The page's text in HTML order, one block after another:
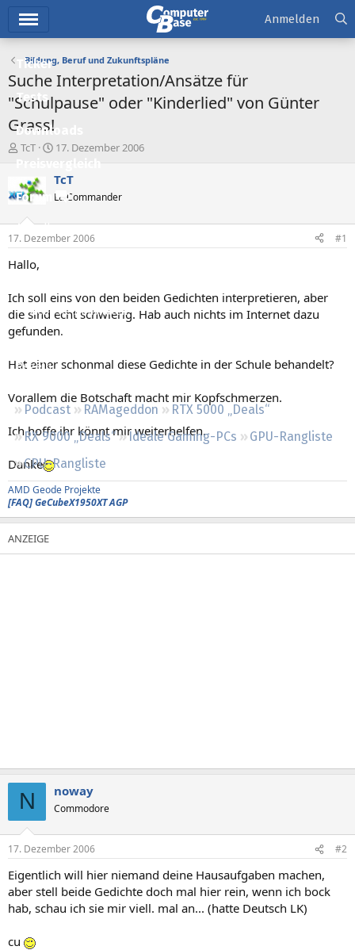
Ticker
Tests
Downloads
Preisvergleich
Forum
Aktuelles
Neueste Aktivitäten
Leserartikel
Regeln
Podcast RAMageddon
RTX 5000 „Deals“
RX 9000 „Deals“
Ideale Gaming-PCs
GPU-Rangliste
CPU-Rangliste
Anmelden
Bildung, Beruf und Zukunftspläne
Suche Interpretation/Ansätze für
"Schulpause" oder "Kinderlied" von Günter
Grass!
E
r
t
e
e
r
TcT
E
r
s
e
l
t
17. Dezember 2006
TcT
Lt. Commander
17. Dezember 2006 #1
Hallo,
Ich soll eins von den beiden Gedichten interpretieren, aber
die sind echt schwierig. Hab auch nichts im Internet dazu
gefunden.
Hat einer schonmal diese Gedichte in der Schule behandelt?
Vorallem die Botschaft macht mir Kopfschmerzen.
Ich hoffe ihr könnt mir weiterhelfen.
Danke
AMD Geode Projekte
[FAQ] GeCubeX1950XT AGP
N noway
Commodore
17. Dezember 2006 #2
Eigentlich will hier niemand deine Hausaufgaben machen,
aber stell beide Gedichte doch mal hier rein, wenn ich bock
hab, schau ich sie mir viell. mal an... (hatte Deutsch LK)
cu